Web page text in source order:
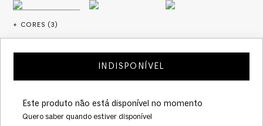
+ CORES (3)
Este produto não está disponível no momento
Quero saber quando estiver disponível
INDISPONÍVEL